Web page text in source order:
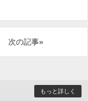
次の記事»
もっと詳しく